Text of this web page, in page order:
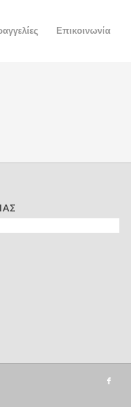
Επικοινωνία